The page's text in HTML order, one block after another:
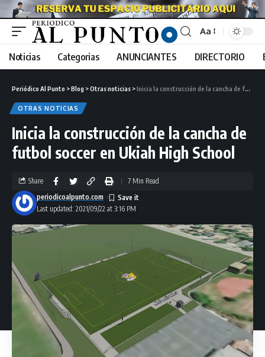
Aa
Noticias Categorias ANUNCIANTES DIRECTORIO
Periódico Al Punto >Blog >Otras noticias >Inicia la construcción de la cancha de futbol soccer en Ukiah High School
OTRAS NOTICIAS
Inicia la construcción de la cancha de
futbol soccer en Ukiah High School
Last updated: 2021/09/22 at 3:16 PM
periodicoalpunto.com
Share 7 Min Read